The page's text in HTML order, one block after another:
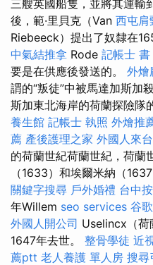
三艘英國船隻，並將其運輸
後，範·里貝克（Van 西屯肩
Riebeeck）提出了奴隸在
中氣結推拿 Rode 記帳士
要是在供應後發送的。 外燴
謂的“叛徒”中被馬達加斯加
斯加東北海岸的荷蘭探險隊
養生館 記帳士 執照 外燴推
薦 產後護理之家 外國人來
的荷蘭世紀荷蘭世紀，荷蘭
（1633）和埃爾米納（
關鍵字搜尋 戶外婚禮 台中
年Willem seo services 谷
外國人開公司 Uselincx（荷
1647年去世。 整骨學徒 近
薦ptt 老人養護 單人房 搜尋